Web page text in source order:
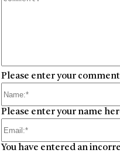
Please enter your
Please enter your name
You have entered an